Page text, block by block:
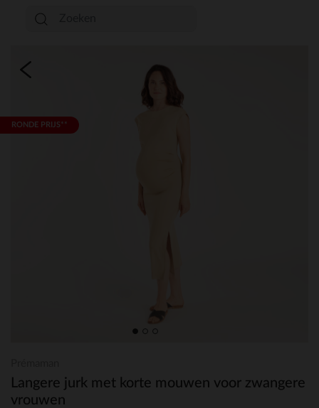
RONDE PRIJS**
Langere jurk met korte mouwen voor zwangere
vrouwen